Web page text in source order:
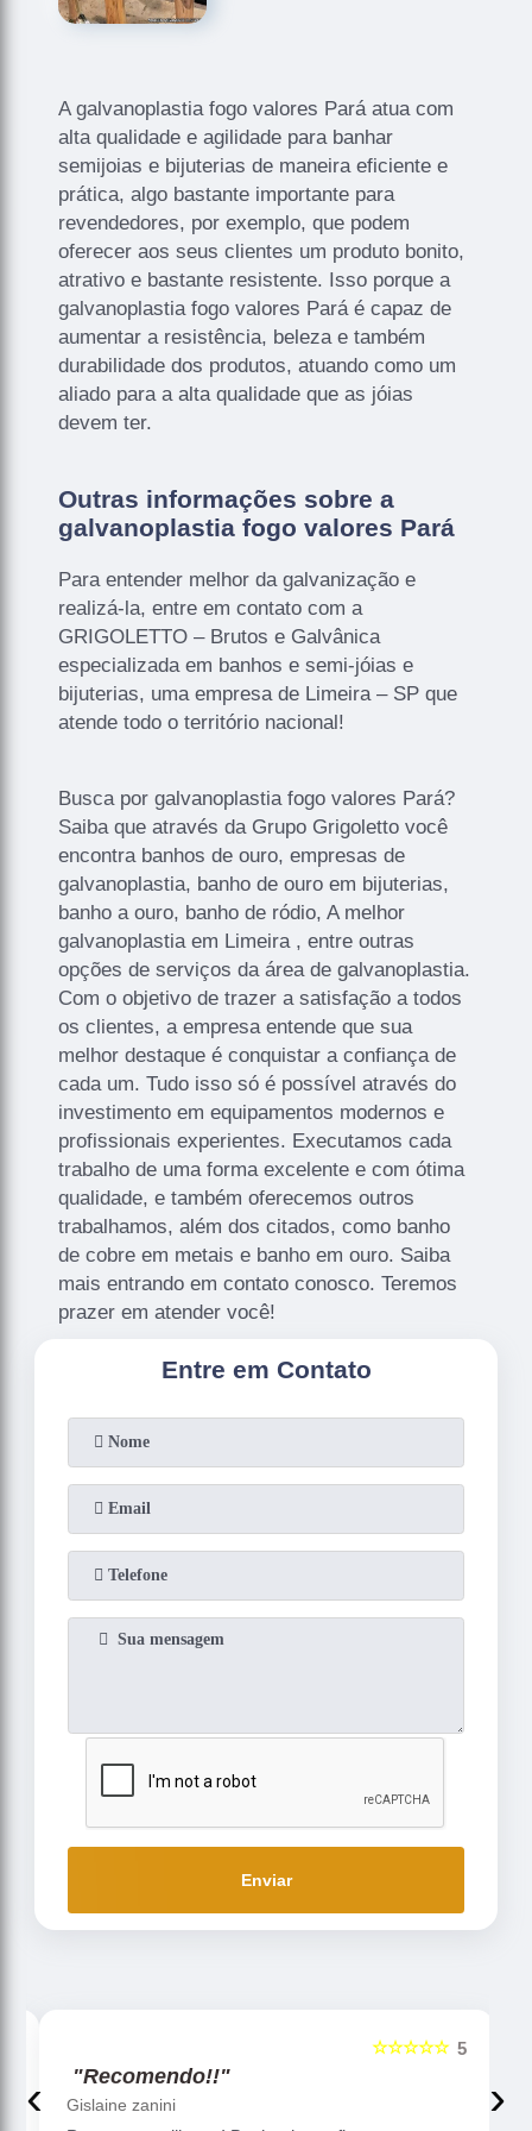
A galvanoplastia fogo valores Pará atua com
alta qualidade e agilidade para banhar
semijoias e bijuterias de maneira eficiente e
prática, algo bastante importante para
revendedores, por exemplo, que podem
oferecer aos seus clientes um produto bonito,
atrativo e bastante resistente. Isso porque a
galvanoplastia fogo valores Pará é capaz de
aumentar a resistência, beleza e também
durabilidade dos produtos, atuando como um
aliado para a alta qualidade que as jóias
devem ter.
Outras informações sobre a
galvanoplastia fogo valores Pará
Para entender melhor da galvanização e
realizá-la, entre em contato com a
GRIGOLETTO – Brutos e Galvânica
especializada em banhos e semi-jóias e
bijuterias, uma empresa de Limeira – SP que
atende todo o território nacional!
Busca por galvanoplastia fogo valores Pará?
Saiba que através da Grupo Grigoletto você
encontra banhos de ouro, empresas de
galvanoplastia, banho de ouro em bijuterias,
banho a ouro, banho de ródio, A melhor
galvanoplastia em Limeira , entre outras
opções de serviços da área de galvanoplastia.
Com o objetivo de trazer a satisfação a todos
os clientes, a empresa entende que sua
melhor destaque é conquistar a confiança de
cada um. Tudo isso só é possível através do
investimento em equipamentos modernos e
profissionais experientes. Executamos cada
trabalho de uma forma excelente e com ótima
qualidade, e também oferecemos outros
trabalhamos, além dos citados, como banho
de cobre em metais e banho em ouro. Saiba
mais entrando em contato conosco. Teremos
prazer em atender você!
Entre em Contato
Enviar
5
☆☆☆☆☆
"Recomendo!!"
Gislaine zanini
‹ ›